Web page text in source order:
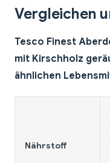
Vergleichen
Tesco Finest
mit Kirschholz
ähnlichen
Nährstoff